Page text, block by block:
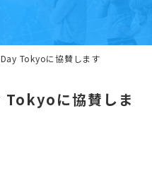
Tokyoに協賛します
に協賛しま